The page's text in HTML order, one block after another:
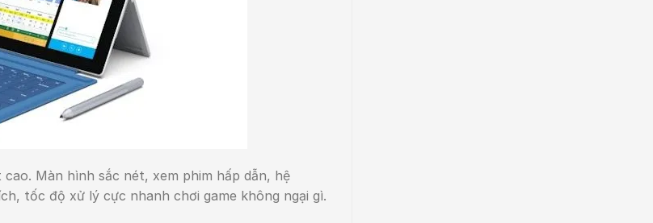
Màn hình sắc nét, xem phim hấp dẫn, hệ
tốc độ xử lý cực nhanh chơi game không ngại gì.